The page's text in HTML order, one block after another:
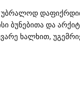
უბრალოდ
ბუნებითა და
ხალხით,